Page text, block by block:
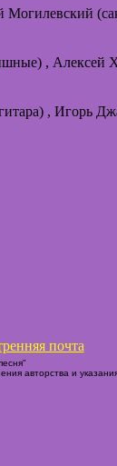
Могилевский
, Алексей
, Игорь
почта
авторства и